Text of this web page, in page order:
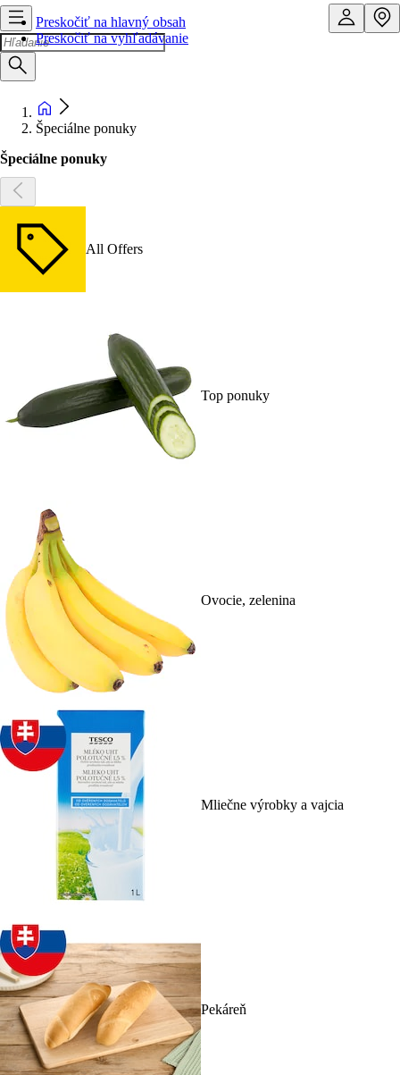
Preskočiť na hlavný obsah
Preskočiť na vyhľadávanie
Špeciálne ponuky
Špeciálne ponuky
All Offers
Top ponuky
Ovocie, zelenina
Mliečne výrobky a vajcia
Pekáreň